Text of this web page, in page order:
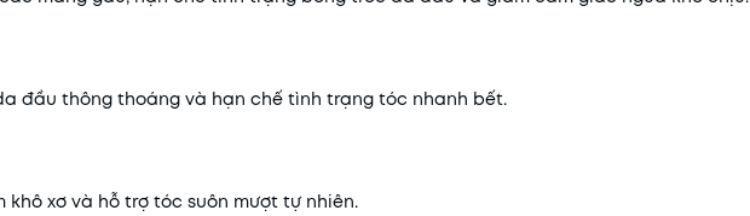
đầu thông thoáng và hạn chế tình trạng tóc nhanh bết.
khô xơ và hỗ trợ tóc suôn mượt tự nhiên.